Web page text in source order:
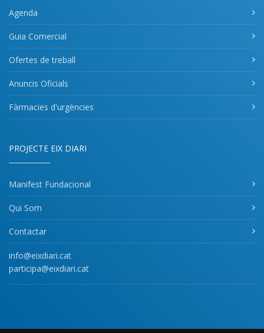
Agenda
Guia Comercial
Ofertes de treball
Anuncis Oficials
Fàrmacies d'urgències
PROJECTE EIX DIARI
Manifest Fundacional
Qui Som
Contactar
info@eixdiari.cat
participa@eixdiari.cat